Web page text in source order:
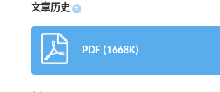
文章历史 +
PDF (1668K)